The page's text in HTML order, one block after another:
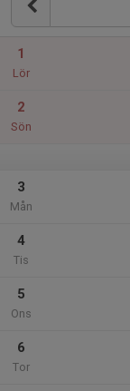
1
Lör
2
Sön
3
Mån
4
Tis
5
Ons
6
Tor